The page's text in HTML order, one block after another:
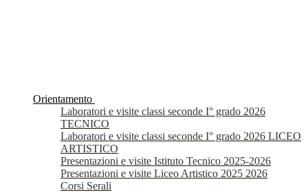
Orientamento
Laboratori e visite classi seconde I° grado 2026
TECNICO
Laboratori e visite classi seconde I° grado 2026 LICEO
ARTISTICO
Presentazioni e visite Istituto Tecnico 2025-2026
Presentazioni e visite Liceo Artistico 2025 2026
Corsi Serali